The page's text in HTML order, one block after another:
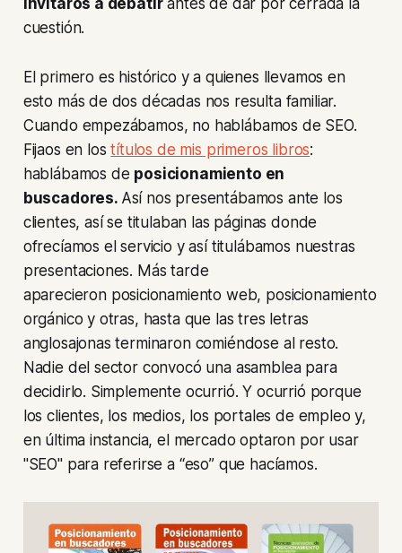
cuestión.
El primero es histórico y a quienes llevamos en
esto más de dos décadas nos resulta familiar.
Cuando empezábamos, no hablábamos de SEO.
Fijaos en lostítulos de mis primeros libros:
hablábamos de posicionamiento en
buscadores. Así nos presentábamos ante los
clientes, así se titulaban las páginas donde
ofrecíamos el servicio y así titulábamos nuestras
presentaciones. Más tarde
aparecieron posicionamiento web, posicionamiento
orgánico y otras, hasta que las tres letras
anglosajonas terminaron comiéndose al resto.
Nadie del sector convocó una asamblea para
decidirlo. Simplemente ocurrió. Y ocurrió porque
los clientes, los medios, los portales de empleo y,
en última instancia, el mercado optaron por usar
"SEO" para referirse a “eso” que hacíamos.